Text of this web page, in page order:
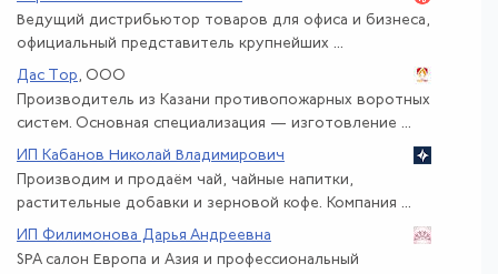
Ведущий дистрибьютор товаров для офиса и бизнеса,
официальный представитель крупнейших ...
Дас Тор, ООО
Производитель из Казани противопожарных воротных
систем. Основная специализация — изготовление ...
ИП Кабанов Николай Владимирович
Производим и продаём чай, чайные напитки,
растительные добавки и зерновой кофе. Компания ...
ИП Филимонова Дарья Андреевна
SPA салон Европа и Азия и профессиональный